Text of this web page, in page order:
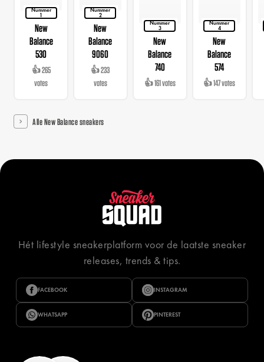
Nummer
1
New
Balance
530
👍 265
votes
Nummer
2
New
Balance
9060
👍 233
votes
Nummer
3
New
Balance
740
👍 161 votes
Nummer
4
New
Balance
574
👍 147 votes
Alle New Balance sneakers
Hét lifestyle sneakerplatform voor de laatste sneaker
releases, trends & tips.
FACEBOOK INSTAGRAM
WHATSAPP PINTEREST